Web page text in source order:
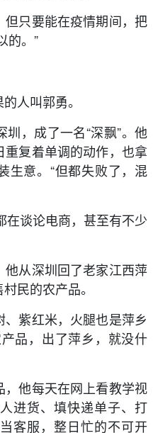
只要能在疫情期间，把
的。”
人叫郭勇。
，成了一名“深飘”。他
复着单调的动作，也拿
生意。“但都失败了，混
在谈论电商，甚至有不少
从深圳回了老家江西萍
民的农产品。
紫红米，火腿也是萍乡
品，出了萍乡，就没什
他每天在网上看教学视
进货、填快递单子、打
客服，整日忙的不可开